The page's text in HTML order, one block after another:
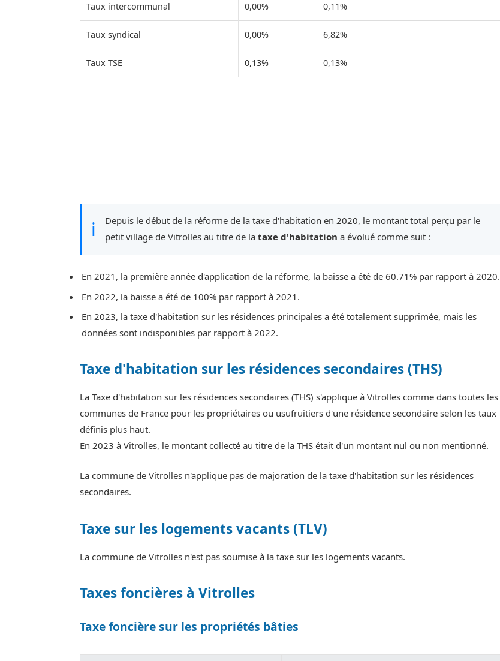
Taux intercommunal 0,00% 0,11%
Taux syndical 0,00% 6,82%
Taux TSE 0,13% 0,13%
ℹ
Depuis le début de la réforme de la taxe d'habitation en 2020, le montant total perçu par le
petit village de Vitrolles au titre de la taxe d'habitation a évolué comme suit :
En 2021, la première année d'application de la réforme, la baisse a été de 60.71% par rapport à 2020.
En 2022, la baisse a été de 100% par rapport à 2021.
En 2023, la taxe d'habitation sur les résidences principales a été totalement supprimée, mais les
données sont indisponibles par rapport à 2022.
Taxe d'habitation sur les résidences secondaires (THS)
La Taxe d'habitation sur les résidences secondaires (THS) s'applique à Vitrolles comme dans toutes les
communes de France pour les propriétaires ou usufruitiers d'une résidence secondaire selon les taux
définis plus haut.
En 2023 à Vitrolles, le montant collecté au titre de la THS était d'un montant nul ou non mentionné.
La commune de Vitrolles n'applique pas de majoration de la taxe d'habitation sur les résidences
secondaires.
Taxe sur les logements vacants (TLV)
La commune de Vitrolles n'est pas soumise à la taxe sur les logements vacants.
Taxes foncières à Vitrolles
Taxe foncière sur les propriétés bâties